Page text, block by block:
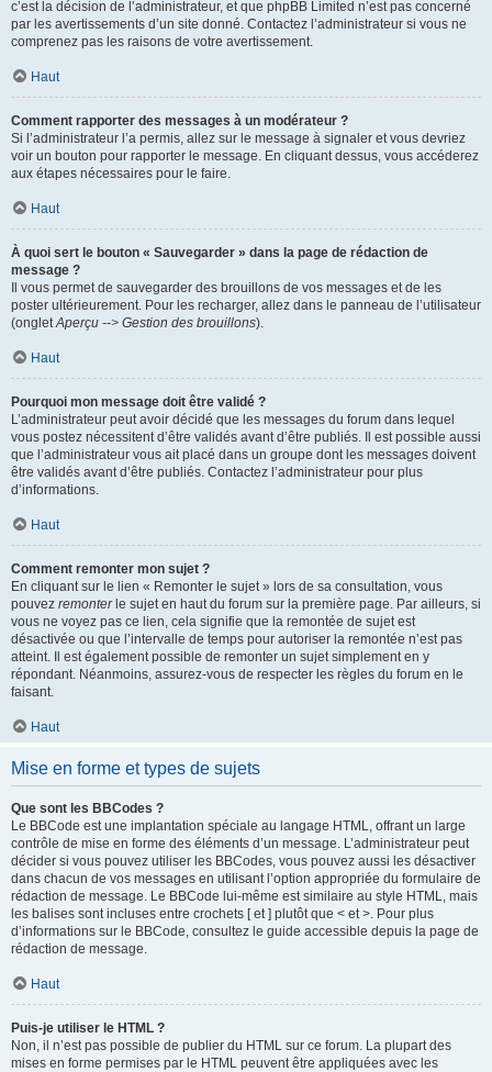
c’est la décision de l’administrateur, et que phpBB Limited n’est pas concerné
par les avertissements d’un site donné. Contactez l’administrateur si vous ne
comprenez pas les raisons de votre avertissement.
Haut
Comment rapporter des messages à un modérateur ?
Si l’administrateur l’a permis, allez sur le message à signaler et vous devriez
voir un bouton pour rapporter le message. En cliquant dessus, vous accéderez
aux étapes nécessaires pour le faire.
Haut
À quoi sert le bouton « Sauvegarder » dans la page de rédaction de
message ?
Il vous permet de sauvegarder des brouillons de vos messages et de les
poster ultérieurement. Pour les recharger, allez dans le panneau de l’utilisateur
(ongletAperçu --> Gestion des brouillons).
Haut
Pourquoi mon message doit être validé ?
L’administrateur peut avoir décidé que les messages du forum dans lequel
vous postez nécessitent d’être validés avant d’être publiés. Il est possible aussi
que l’administrateur vous ait placé dans un groupe dont les messages doivent
être validés avant d’être publiés. Contactez l’administrateur pour plus
d’informations.
Haut
Comment remonter mon sujet ?
En cliquant sur le lien « Remonter le sujet » lors de sa consultation, vous
pouvez remonterle sujet en haut du forum sur la première page. Par ailleurs, si
vous ne voyez pas ce lien, cela signifie que la remontée de sujet est
désactivée ou que l’intervalle de temps pour autoriser la remontée n’est pas
atteint. Il est également possible de remonter un sujet simplement en y
répondant. Néanmoins, assurez-vous de respecter les règles du forum en le
faisant.
Haut
Mise en forme et types de sujets
Que sont les BBCodes ?
Le BBCode est une implantation spéciale au langage HTML, offrant un large
contrôle de mise en forme des éléments d’un message. L’administrateur peut
décider si vous pouvez utiliser les BBCodes, vous pouvez aussi les désactiver
dans chacun de vos messages en utilisant l’option appropriée du formulaire de
rédaction de message. Le BBCode lui-même est similaire au style HTML, mais
les balises sont incluses entre crochets [ et ] plutôt que < et >. Pour plus
d’informations sur le BBCode, consultez le guide accessible depuis la page de
rédaction de message.
Haut
Puis-je utiliser le HTML ?
Non, il n’est pas possible de publier du HTML sur ce forum. La plupart des
mises en forme permises par le HTML peuvent être appliquées avec les